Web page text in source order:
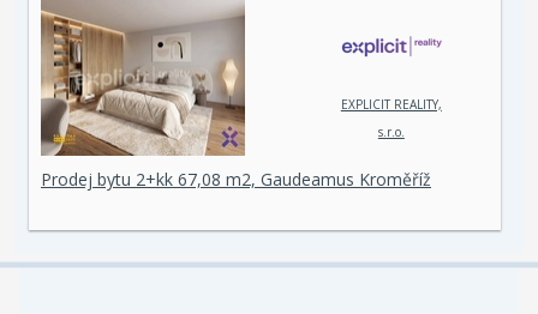
EXPLICIT REALITY,
s.r.o.
Prodej bytu 2+kk 67,08 m2, Gaudeamus Kroměříž